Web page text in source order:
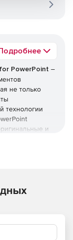
PowerPoint –
не только
технологии
и
for